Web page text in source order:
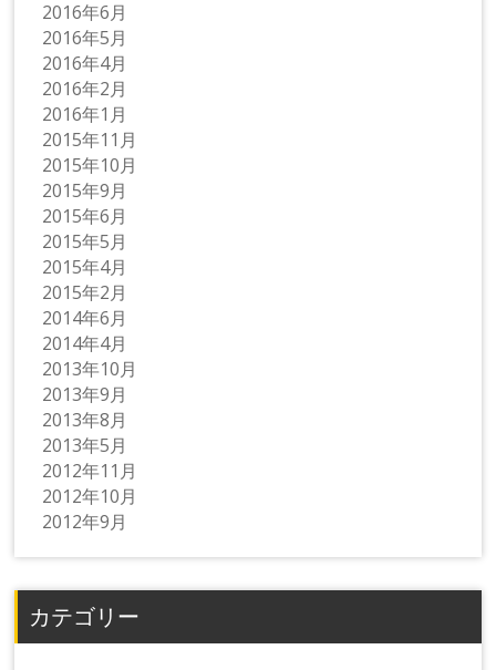
2016年6月
2016年5月
2016年4月
2016年2月
2016年1月
2015年11月
2015年10月
2015年9月
2015年6月
2015年5月
2015年4月
2015年2月
2014年6月
2014年4月
2013年10月
2013年9月
2013年8月
2013年5月
2012年11月
2012年10月
2012年9月
カテゴリー